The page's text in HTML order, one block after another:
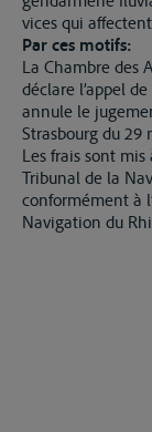
vices qui
Par ces motifs:
La Chambre des
déclare l’appel
annule le
Strasbourg du 29
Les frais sont mis
Tribunal de la
conformément à
Navigation du